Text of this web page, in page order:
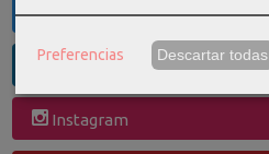
Twitter
Linkedin
Instagram
Preferencias Descartar todas